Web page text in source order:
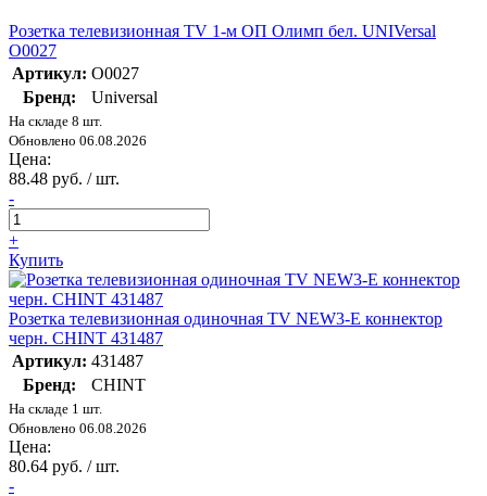
Розетка телевизионная TV 1-м ОП Олимп бел. UNIVersal
О0027
Артикул: О0027
Бренд:
Universal
На складе 8 шт.
Обновлено 06.08.2026
Цена:
88.48 руб. / шт.
-
+
Купить
Розетка телевизионная одиночная TV NEW3-E коннектор
черн. CHINT 431487
Артикул: 431487
Бренд:
CHINT
На складе 1 шт.
Обновлено 06.08.2026
Цена:
80.64 руб. / шт.
-